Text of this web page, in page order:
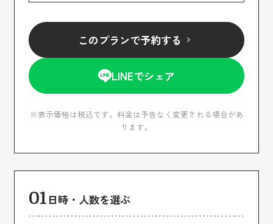
このプランで予約する
LINEでシェア
※表示価格は税込です。料金は予告なく変更される場合があ
ります。
01 日時・人数を選ぶ